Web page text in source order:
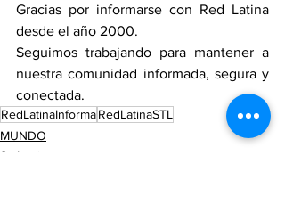
Gracias por informarse con Red Latina
desde el año 2000.
Seguimos trabajando para mantener a
nuestra comunidad informada, segura y
conectada.
RedLatinaInformaRedLatinaSTL
MUNDO
St. Louis